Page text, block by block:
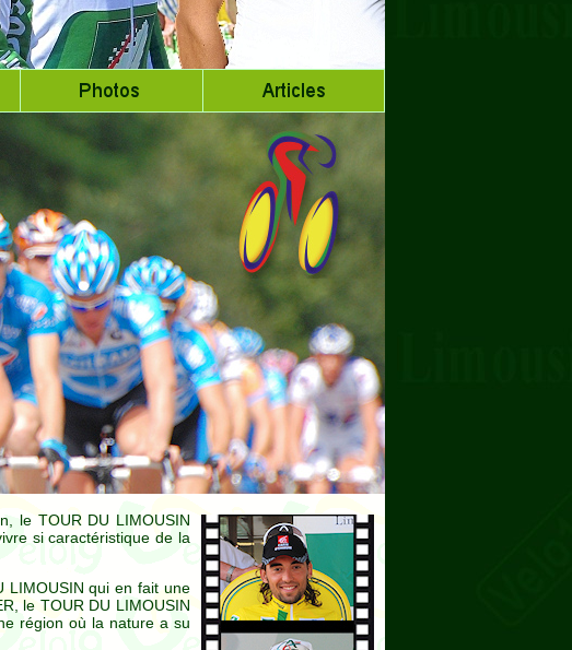
le TOUR DU LIMOUSIN
si caractéristique de la
LIMOUSIN qui en fait une
le TOUR DU LIMOUSIN
région où la nature a su